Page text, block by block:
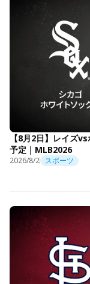
【8月2日】レイズ
予定｜MLB2026
2026/8/2 スポーツ